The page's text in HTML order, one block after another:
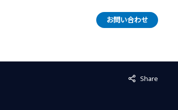
お問い合わせ
Share
Not displayed